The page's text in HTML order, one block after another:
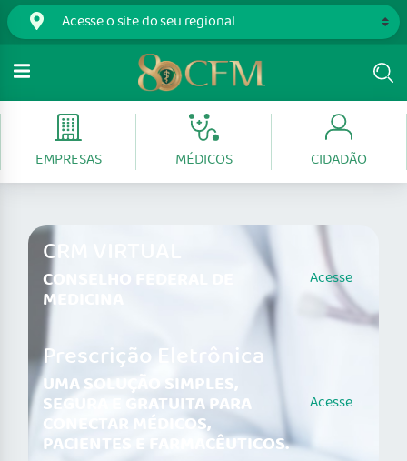
EMPRESAS MÉDICOS CIDADÃO
CRM VIRTUAL
CONSELHO FEDERAL DE
MEDICINA
Acesse
Prescrição Eletrônica
UMA SOLUÇÃO SIMPLES,
SEGURA E GRATUITA PARA
CONECTAR MÉDICOS,
PACIENTES E FARMACÊUTICOS.
Acesse